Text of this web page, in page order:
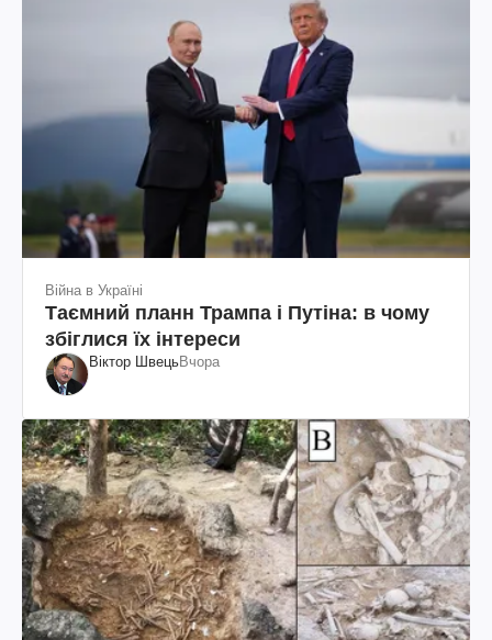
Війна в Україні
Таємний планн Трампа і Путіна: в чому
збіглися їх інтереси
Віктор ШвецьВчора